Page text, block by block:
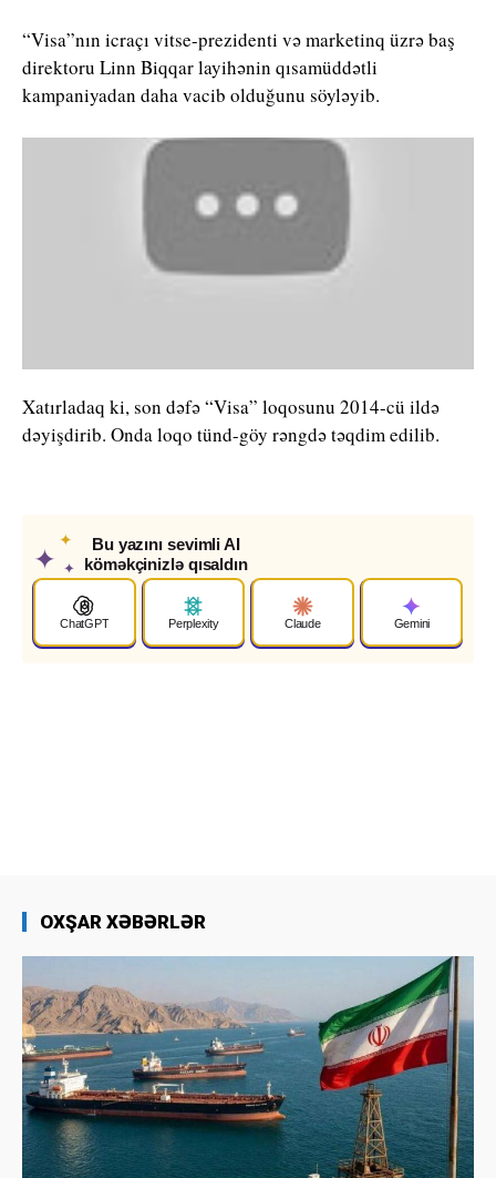
“Visa”nın icraçı vitse-prezidenti və marketinq üzrə baş
direktoru Linn Biqqar layihənin qısamüddətli
kampaniyadan daha vacib olduğunu söyləyib.
Xatırladaq ki, son dəfə “Visa” loqosunu 2014-cü ildə
dəyişdirib. Onda loqo tünd-göy rəngdə təqdim edilib.
✦
✦
✦
Bu yazını sevimli AI
köməkçinizlə qısaldın
ChatGPT Perplexity Claude Gemini
OXŞAR XƏBƏRLƏR